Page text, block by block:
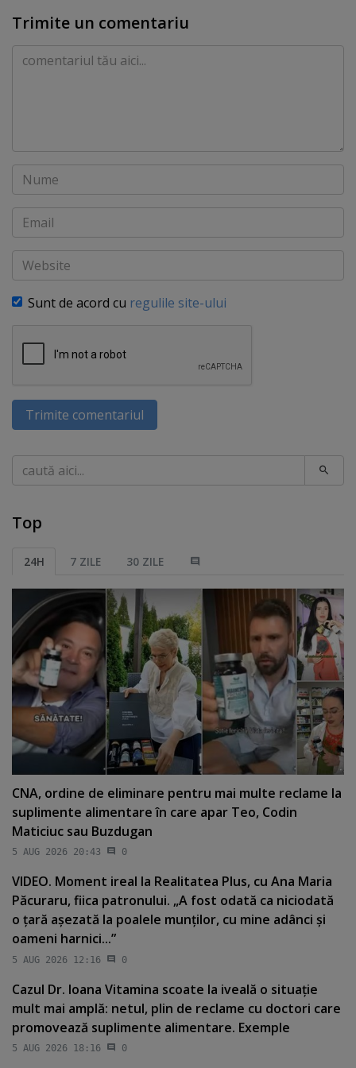
Trimite un comentariu
Comentariu
Nume
Email
Website
Sunt de acord cu regulile site-ului
Trimite comentariul
Caută
Top
24H 7 ZILE 30 ZILE
CNA, ordine de eliminare pentru mai multe reclame la
suplimente alimentare în care apar Teo, Codin
Maticiuc sau Buzdugan
5 AUG 2026 20:43 0
VIDEO. Moment ireal la Realitatea Plus, cu Ana Maria
Păcuraru, fiica patronului. „A fost odată ca niciodată
o ţară aşezată la poalele munţilor, cu mine adânci şi
oameni harnici...”
5 AUG 2026 12:16 0
Cazul Dr. Ioana Vitamina scoate la iveală o situaţie
mult mai amplă: netul, plin de reclame cu doctori care
promovează suplimente alimentare. Exemple
5 AUG 2026 18:16 0